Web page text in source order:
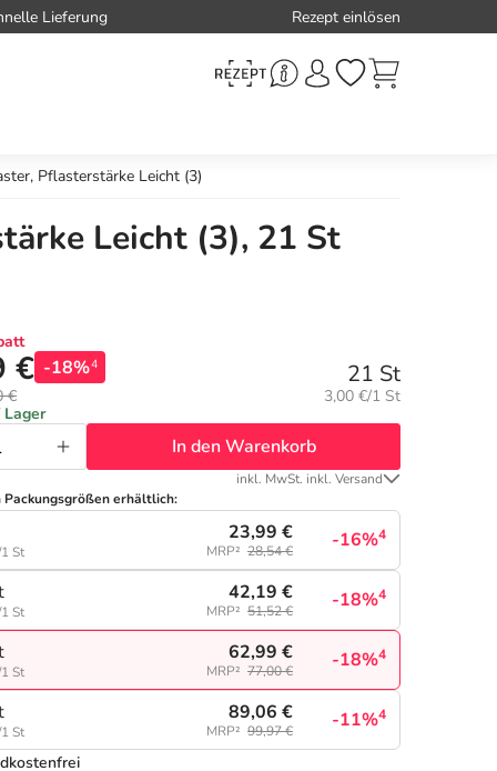
Lieferung Rezept einlösen
Pflasterstärke Leicht (3)
Leicht (3), 21 St
€ -18%4
€
21 St
Grundpreis:
3,00 €/1 St
In den Warenkorb
inkl. MwSt. inkl. Versand
Packungsgrößen erhältlich:
St
23,99 €
MRP² 28,54 € -16%4
St
42,19 €
MRP² 51,52 € -18%4
St
62,99 €
MRP² 77,00 € -18%4
St
89,06 €
MRP² 99,97 € -11%4